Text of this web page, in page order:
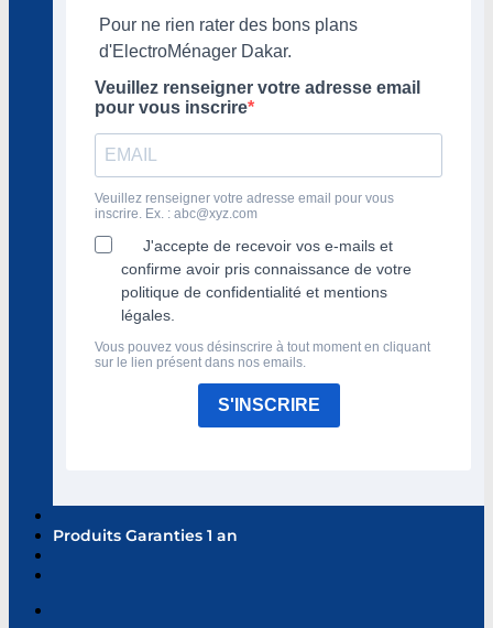
Pour ne rien rater des bons plans
d'ElectroMénager Dakar.
Veuillez renseigner votre adresse email
pour vous inscrire
Veuillez renseigner votre adresse email pour vous
inscrire. Ex. : abc@xyz.com
J'accepte de recevoir vos e-mails et
confirme avoir pris connaissance de votre
politique de confidentialité et mentions
légales.
Vous pouvez vous désinscrire à tout moment en cliquant
sur le lien présent dans nos emails.
S'INSCRIRE
Produits Garanties 1 an